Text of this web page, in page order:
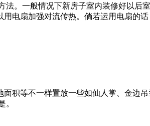
法。一般情况下新房子室内装修好以后
电扇加强对流传热。倘若运用电扇的话
等不一样置放一些如仙人掌、金边
。